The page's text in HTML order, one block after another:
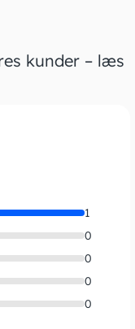
kunder – læs
1
0
0
0
0